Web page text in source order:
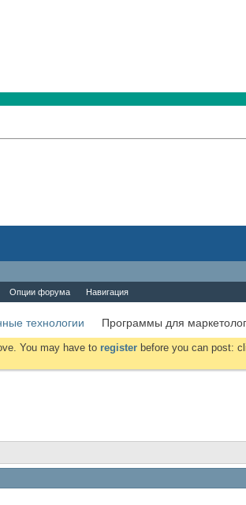
Опции форума Навигация
технологии Программы для
You may have to register before you can post: